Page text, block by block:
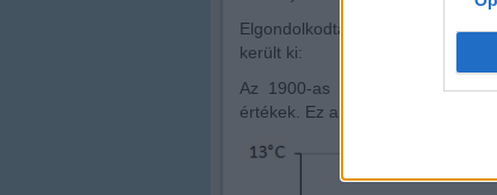
Elgondolkodtató, hogy az első
került ki:
Az 1900-as évek elejétől 1,23
értékek. Ez a globális melegedés